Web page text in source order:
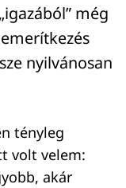
még
nyilvánosan
tényleg
volt velem:
akár